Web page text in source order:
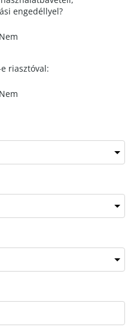
engedéllyel?
Nem
riasztóval:
Nem